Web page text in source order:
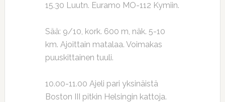
15.30 Luutn. Euramo MO-112 Kymiin.
Sää: 9/10, kork. 600 m, näk. 5-10
km. Ajoittain matalaa. Voimakas
puuskittainen tuuli.
10.00-11.00 Ajeli pari yksinäistä
Boston III pitkin Helsingin kattoja.